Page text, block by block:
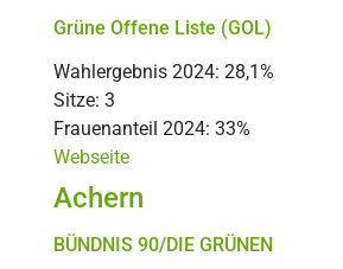
Grüne Offene Liste (GOL)
Wahlergebnis 2024: 28,1%
Sitze: 3
Frauenanteil 2024: 33%
Webseite
Achern
BÜNDNIS 90/DIE GRÜNEN